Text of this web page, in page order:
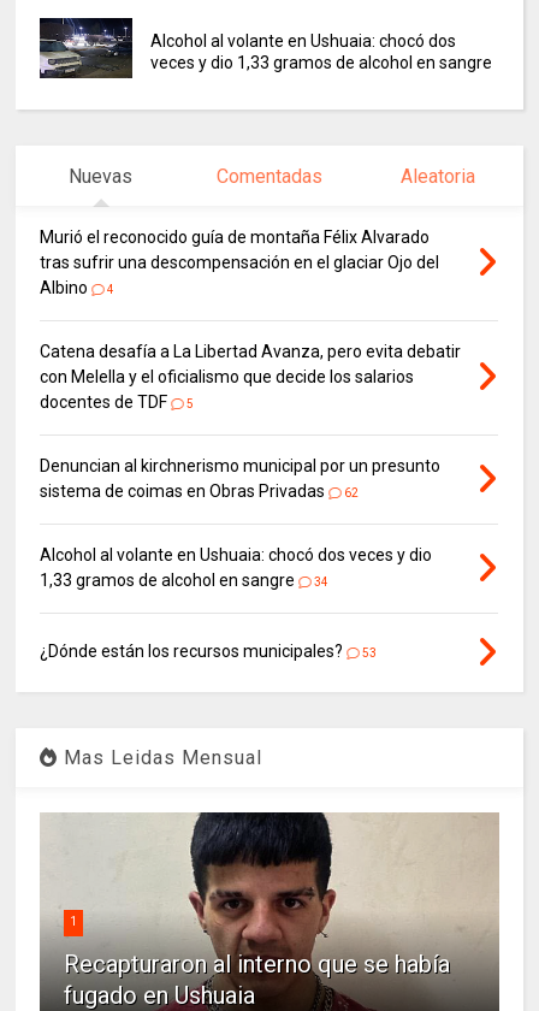
Alcohol al volante en Ushuaia: chocó dos
veces y dio 1,33 gramos de alcohol en sangre
Nuevas Comentadas Aleatoria
Murió el reconocido guía de montaña Félix Alvarado
tras sufrir una descompensación en el glaciar Ojo del
Albino
4
Catena desafía a La Libertad Avanza, pero evita debatir
con Melella y el oficialismo que decide los salarios
docentes de TDF
5
Denuncian al kirchnerismo municipal por un presunto
sistema de coimas en Obras Privadas
62
Alcohol al volante en Ushuaia: chocó dos veces y dio
1,33 gramos de alcohol en sangre
34
¿Dónde están los recursos municipales? 53
Mas Leidas Mensual
1
Recapturaron al interno que se había
fugado en Ushuaia